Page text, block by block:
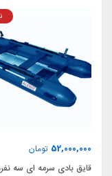
52,000,000 تومان
قایق بادی سرمه ای سه